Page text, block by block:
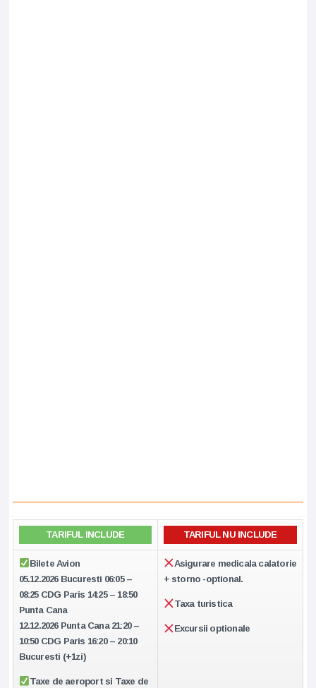
TARIFUL INCLUDE TARIFUL NU INCLUDE
Bilete Avion
05.12.2026 Bucuresti 06:05 –
08:25 CDG Paris 14:25 – 18:50
Punta Cana
12.12.2026 Punta Cana 21:20 –
10:50 CDG Paris 16:20 – 20:10
Bucuresti (+1zi)
Taxe de aeroport si Taxe de
Asigurare medicala calatorie
+ storno -optional.
Taxa turistica
Excursii optionale